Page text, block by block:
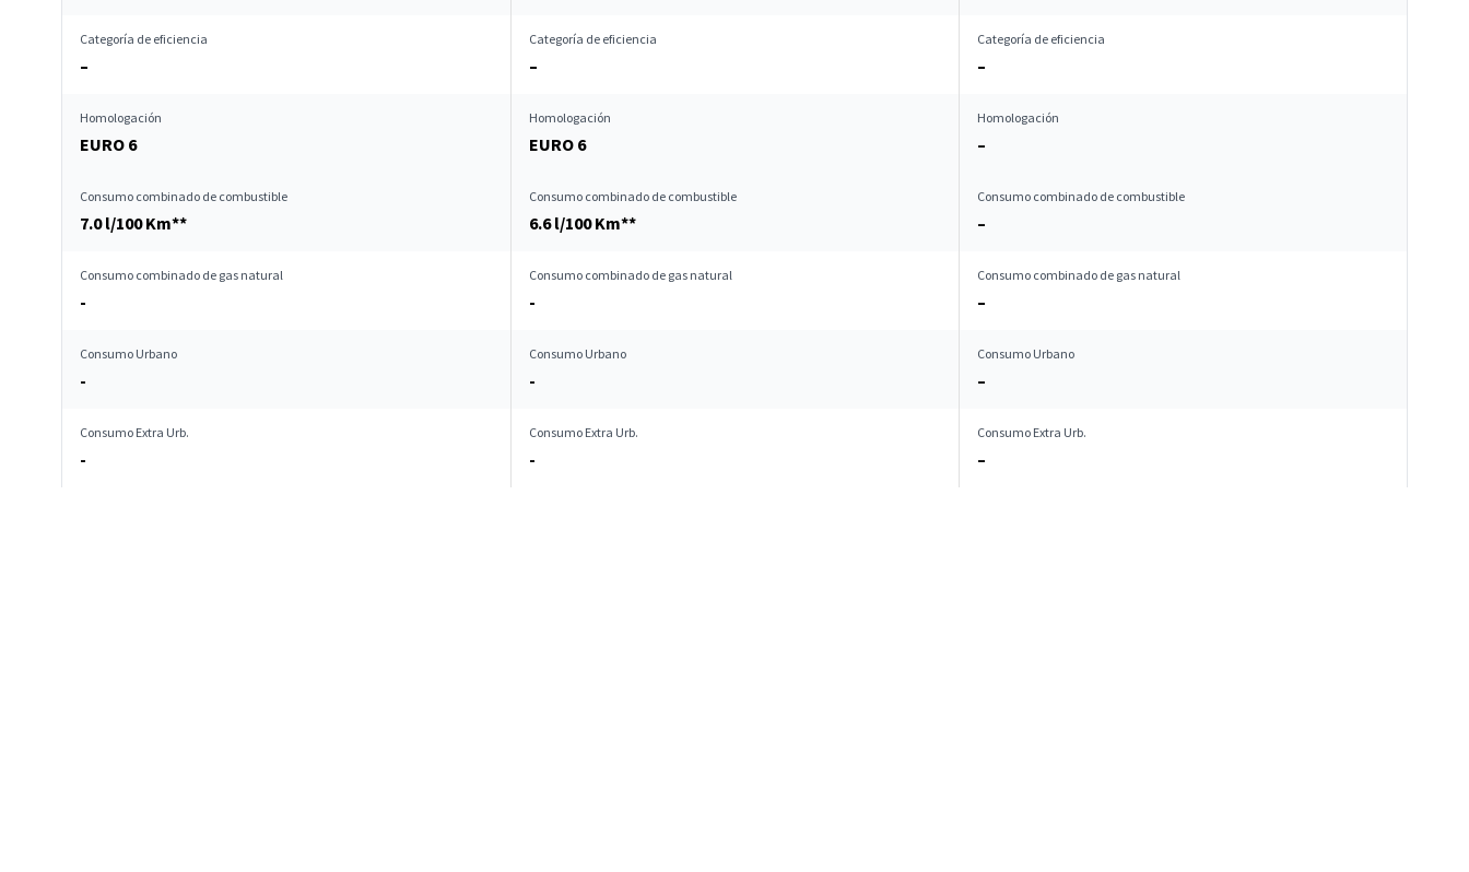
Categoría de eficiencia
–
Categoría de eficiencia
–
Categoría de eficiencia
–
Homologación
EURO 6
Homologación
EURO 6
Homologación
–
Consumo combinado de combustible
7.0 l/100 Km**
Consumo combinado de combustible
6.6 l/100 Km**
Consumo combinado de combustible
–
Consumo combinado de gas natural
-
Consumo combinado de gas natural
-
Consumo combinado de gas natural
–
Consumo Urbano
-
Consumo Urbano
-
Consumo Urbano
–
Consumo Extra Urb.
-
Consumo Extra Urb.
-
Consumo Extra Urb.
–